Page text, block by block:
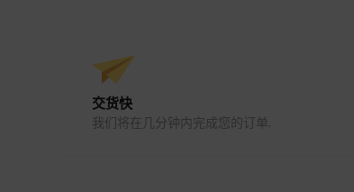
交货快
我们将在几分钟内完成您的订单.